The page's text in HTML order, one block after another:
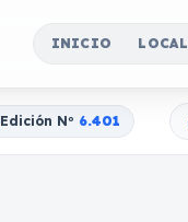
INICIO
Edición No 6.401